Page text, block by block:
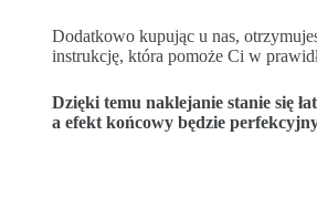
Dodatkowo kupując u nas,
instrukcję, która pomoże Ci w
Dzięki temu naklejanie stanie się
a efekt końcowy będzie